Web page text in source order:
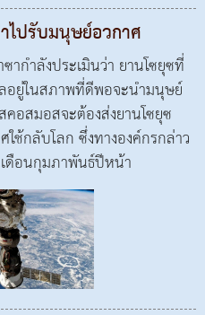
ไปรับมนุษย์อวกาศ
กำลังประเมินว่า ยานโซยุซที่
อยู่ในสภาพที่ดีพอจะนำมนุษย์
อสมอสจะต้องส่งยานโซยุซ
ช้กลับโลก ซึ่งทางองค์กรกล่าว
ดือนกุมภาพันธ์ปีหน้า